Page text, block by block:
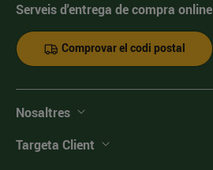
Serveis d'entrega de compra online
Comprovar el codi postal
Nosaltres
Targeta Client